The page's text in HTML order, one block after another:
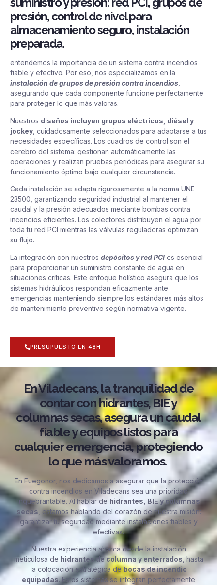
presión, control de nivel para
almacenamiento seguro, instalación
preparada.
entendemos la importancia de un sistema contra incendios
fiable y efectivo. Por eso, nos especializamos en la
instalación de grupos de presión contra incendios,
asegurando que cada componente funcione perfectamente
para proteger lo que más valoras.
Nuestros diseños incluyen grupos eléctricos, diésel y
jockey , cuidadosamente seleccionados para adaptarse a tus
necesidades específicas. Los cuadros de control son el
cerebro del sistema: gestionan automáticamente las
operaciones y realizan pruebas periódicas para asegurar su
funcionamiento óptimo bajo cualquier circunstancia.
Cada instalación se adapta rigurosamente a la norma UNE
23500, garantizando seguridad industrial al mantener el
caudal y la presión adecuados mediante bombas contra
incendios eficientes. Los colectores distribuyen el agua por
toda tu red PCI mientras las válvulas reguladoras optimizan
su flujo.
La integración con nuestros depósitos y red PCI es esencial
para proporcionar un suministro constante de agua en
situaciones críticas. Este enfoque holístico asegura que los
sistemas hidráulicos respondan eficazmente ante
emergencias manteniendo siempre los estándares más altos
de mantenimiento preventivo según normativa vigente.
PRESUPUESTO EN 48H
En Viladecans, la tranquilidad de
contar con hidrantes, BIE y
columnas secas, asegura un caudal
fiable y equipos listos para
cualquier emergencia, protegiendo
lo que más valoramos.
En Fuegonor, nos dedicamos a asegurar que la protección
contra incendios en Viladecans sea una prioridad
inquebrantable. Al hablar de hidrantes, BIE y columnas
secas , estamos hablando del corazón de nuestra misión:
garantizar tu seguridad mediante instalaciones fiables y
efectivas.
Nuestra experiencia abarca desde la instalación
meticulosa de hidrantes de columna y enterrados , hasta
la colocación estratégica debocas de incendio
equipadas. Estos sistemas se integran perfectamente